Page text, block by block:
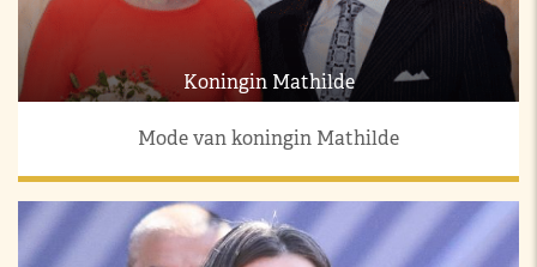
Koningin Mathilde
Mode van koningin Mathilde